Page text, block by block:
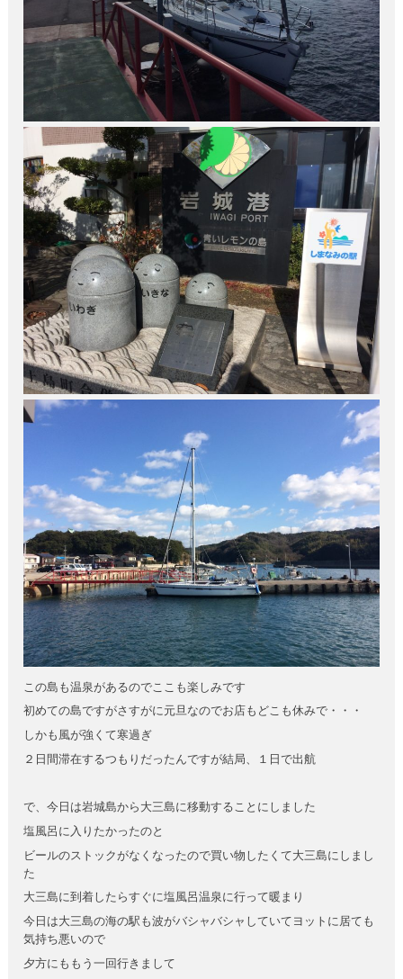
この島も温泉があるのでここも楽しみです
初めての島ですがさすがに元旦なのでお店もどこも休みで・・・
しかも風が強くて寒過ぎ
２日間滞在するつもりだったんですが結局、１日で出航
で、今日は岩城島から大三島に移動することにしました
塩風呂に入りたかったのと
ビールのストックがなくなったので買い物したくて大三島にしまし
た
大三島に到着したらすぐに塩風呂温泉に行って暖まり
今日は大三島の海の駅も波がバシャバシャしていてヨットに居ても
気持ち悪いので
夕方にももう一回行きまして